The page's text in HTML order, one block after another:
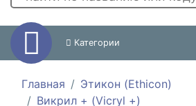
Категории
Главная
Этикон (Ethicon)
Викрил + (Vicryl +)